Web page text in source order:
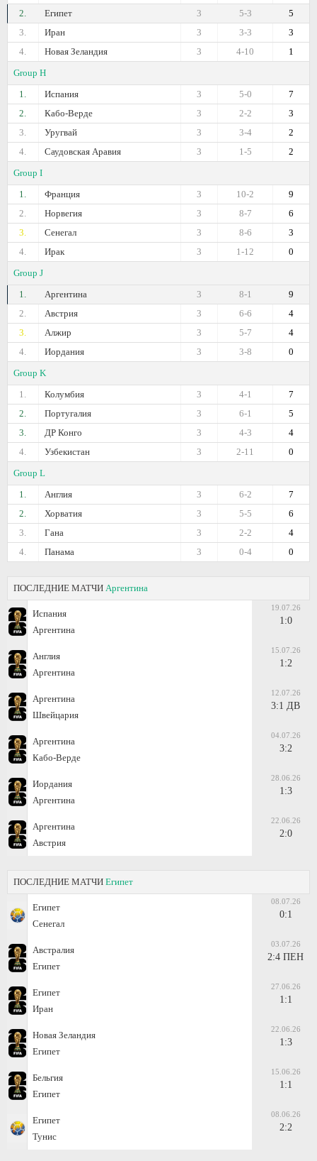
2.
Египет 5
5-3
3
3.
Иран 3
3-3
3
4.
Новая Зеландия 1
4-10
3
Group H
1.
Испания 7
5-0
3
2.
Кабо-Верде 3
2-2
3
3.
Уругвай 2
3-4
3
4.
Саудовская Аравия 2
1-5
3
Group I
1.
Франция 9
10-2
3
2.
Норвегия 6
8-7
3
3.
Сенегал 3
8-6
3
4.
Ирак 0
1-12
3
Group J
1.
Аргентина 9
8-1
3
2.
Австрия 4
6-6
3
3.
Алжир 4
5-7
3
4.
Иордания 0
3-8
3
Group K
1.
Колумбия 7
4-1
3
2.
Португалия 5
6-1
3
3.
ДР Конго 4
4-3
3
4.
Узбекистан 0
2-11
3
Group L
1.
Англия 7
6-2
3
2.
Хорватия 6
5-5
3
3.
Гана 4
2-2
3
4.
Панама 0
0-4
3
ПОСЛЕДНИЕ МАТЧИ Аргентина
Испания
Аргентина
19.07.26
1:0
Англия
Аргентина
15.07.26
1:2
Аргентина
Швейцария
12.07.26
3:1 ДВ
Аргентина
Кабо-Верде
04.07.26
3:2
Иордания
Аргентина
28.06.26
1:3
Аргентина
Австрия
22.06.26
2:0
ПОСЛЕДНИЕ МАТЧИ Египет
Египет
Сенегал
08.07.26
0:1
Австралия
Египет
03.07.26
2:4 ПЕН
Египет
Иран
27.06.26
1:1
Новая Зеландия
Египет
22.06.26
1:3
Бельгия
Египет
15.06.26
1:1
Египет
Тунис
08.06.26
2:2